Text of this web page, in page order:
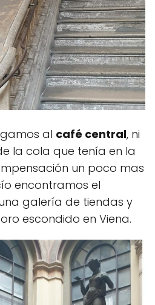
al café central, ni
la cola que tenía en la
un poco mas
encontramos el
galería de tiendas y
escondido en Viena.